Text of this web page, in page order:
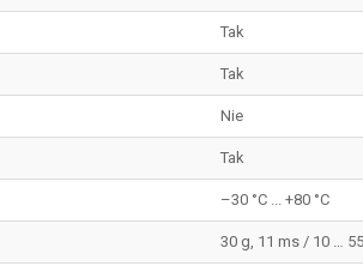
Tak
Tak
Nie
Tak
–30 °C ... +80 °C
30 g, 11 ms / 10 …